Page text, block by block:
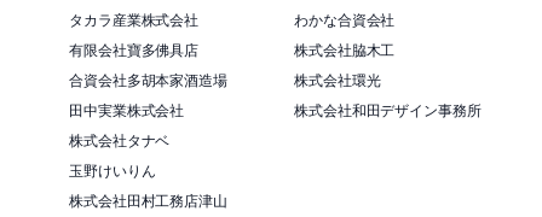
タカラ産業株式会社
わかな合資会社
有限会社寶多佛具店
株式会社脇木工
合資会社多胡本家酒造場
株式会社環光
田中実業株式会社
株式会社和田デザイン事務所
株式会社タナベ
玉野けいりん
株式会社田村工務店津山